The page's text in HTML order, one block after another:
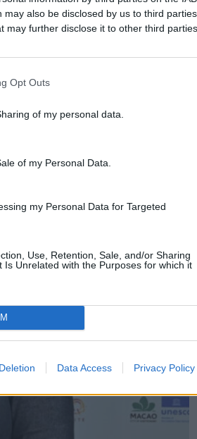
may also be disclosed by us to third
may further disclose it to other third parties.
Opt Outs
of my personal data.
of my Personal Data.
my Personal Data for Targeted
Use, Retention, Sale, and/or Sharing
Is Unrelated with the Purposes for which it
Data Access Privacy Policy